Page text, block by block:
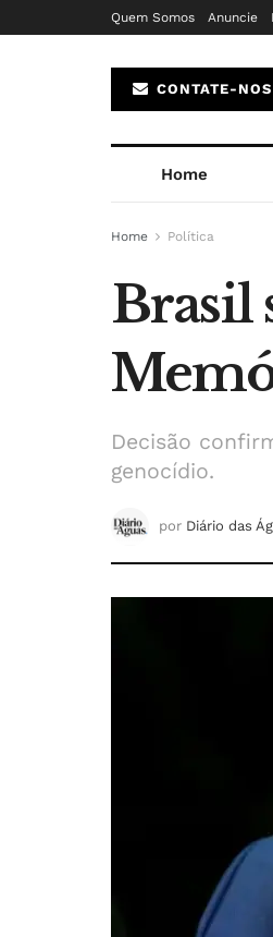
Quem Somos Anuncie
CONTATE-NOS
Home
Home Política
Brasil
Decisão
genocídio.
por Diário das